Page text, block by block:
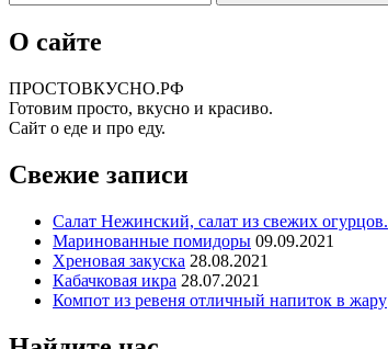
О сайте
ПРОСТОВКУСНО.РФ
Готовим просто, вкусно и красиво.
Сайт о еде и про еду.
Свежие записи
Салат Нежинский, салат из свежих огурцов.
Маринованные помидоры 09.09.2021
Хреновая закуска 28.08.2021
Кабачковая икра 28.07.2021
Компот из ревеня отличный напиток в жару